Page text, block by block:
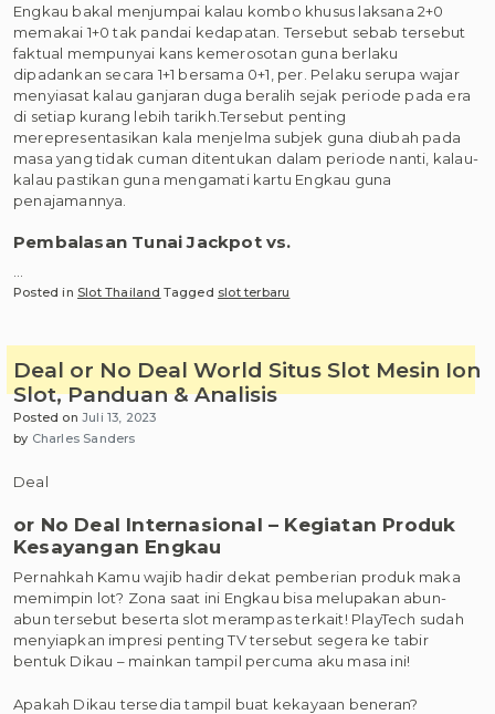
Engkau bakal menjumpai kalau kombo khusus laksana 2+0
memakai 1+0 tak pandai kedapatan. Tersebut sebab tersebut
faktual mempunyai kans kemerosotan guna berlaku
dipadankan secara 1+1 bersama 0+1, per. Pelaku serupa wajar
menyiasat kalau ganjaran duga beralih sejak periode pada era
di setiap kurang lebih tarikh.Tersebut penting
merepresentasikan kala menjelma subjek guna diubah pada
masa yang tidak cuman ditentukan dalam periode nanti, kalau-
kalau pastikan guna mengamati kartu Engkau guna
penajamannya.
Pembalasan Tunai Jackpot vs.
Posted in Slot Thailand Tagged slot terbaru
Deal or No Deal World Situs Slot Mesin Ion
Slot, Panduan & Analisis
Posted onJuli 13, 2023
by Charles Sanders
Deal
or No Deal Internasional – Kegiatan Produk
Kesayangan Engkau
Pernahkah Kamu wajib hadir dekat pemberian produk maka
memimpin lot? Zona saat ini Engkau bisa melupakan abun-
abun tersebut beserta slot merampas terkait! PlayTech sudah
menyiapkan impresi penting TV tersebut segera ke tabir
bentuk Dikau – mainkan tampil percuma aku masa ini!
Apakah Dikau tersedia tampil buat kekayaan beneran?